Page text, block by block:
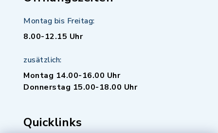
Montag bis Freitag:
8.00-12.15 Uhr
zusätzlich:
Montag 14.00-16.00 Uhr
Donnerstag 15.00-18.00 Uhr
Quicklinks